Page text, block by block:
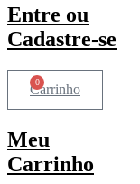
Entre ou
Cadastre-se
0
Carrinho
Meu
Carrinho